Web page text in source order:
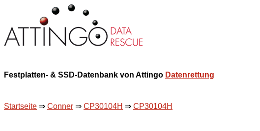
Festplatten- & SSD-Datenbank von Attingo Datenrettung
Startseite ⇒ Conner ⇒ CP30104H ⇒ CP30104H